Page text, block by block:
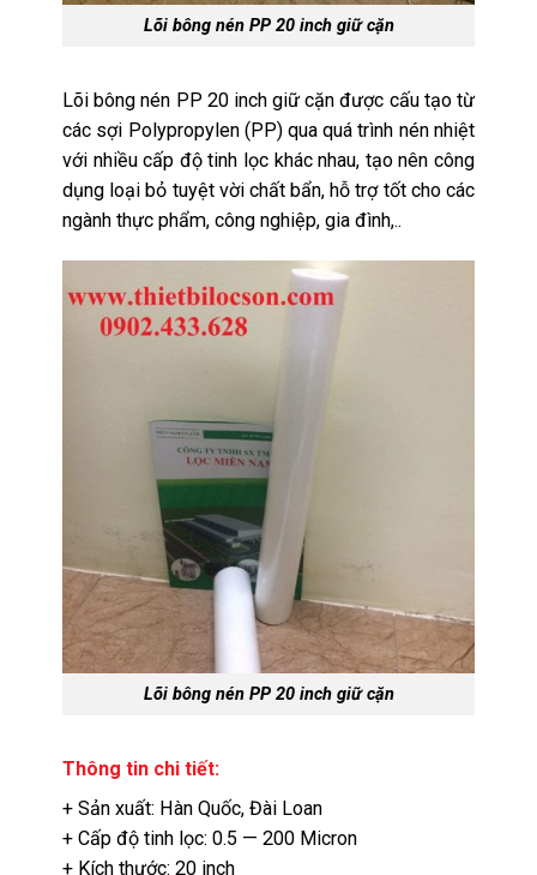
Lõi bông nén PP 20 inch giữ cặn
Lõi bông nén PP 20 inch giữ cặn được cấu tạo từ
các sợi Polypropylen (PP) qua quá trình nén nhiệt
với nhiều cấp độ tinh lọc khác nhau, tạo nên công
dụng loại bỏ tuyệt vời chất bẩn, hỗ trợ tốt cho các
ngành thực phẩm, công nghiệp, gia đình,..
Lõi bông nén PP 20 inch giữ cặn
Thông tin chi tiết:
+ Sản xuất: Hàn Quốc, Đài Loan
+ Cấp độ tinh lọc: 0.5 — 200 Micron
+ Kích thước: 20 inch